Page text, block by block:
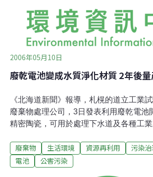
2006年05月10日
廢乾電池變成水質淨化材質 2年後
《北海道新聞》報導，札榥的道立工業
廢棄物處理公司，3日發表利用廢乾電池
精密陶瓷，可用於處理下水道及各種工
殘留物，特別是有些可作為電子零件等
利用，然大半未再用。其原理是，廢乾電
廢棄物 生活環境 資源再利用 污染
電池
公害污染